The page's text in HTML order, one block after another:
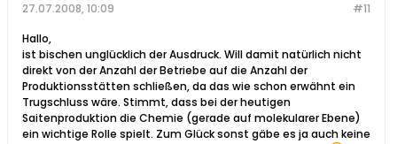
#11
27.07.2008, 10:09
Hallo,
ist bischen unglücklich der Ausdruck. Will damit natürlich nicht
direkt von der Anzahl der Betriebe auf die Anzahl der
Produktionsstätten schließen, da das wie schon erwähnt ein
Trugschluss wäre. Stimmt, dass bei der heutigen
Saitenproduktion die Chemie (gerade auf molekularer Ebene)
ein wichtige Rolle spielt. Zum Glück sonst gäbe es ja auch keine